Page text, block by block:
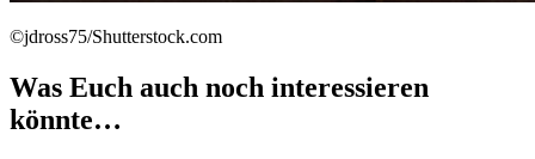
©jdross75/Shutterstock.com
Was Euch auch noch interessieren
könnte…